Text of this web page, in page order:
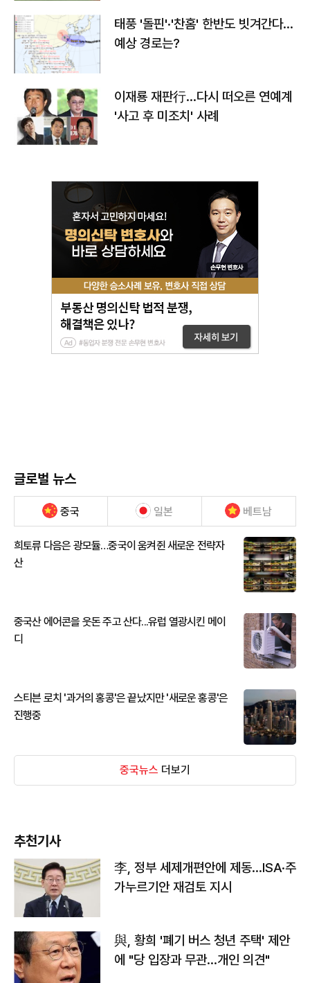
태풍 '돌핀'·'찬홈' 한반도 빗겨간다…
예상 경로는?
이재룡 재판行…다시 떠오른 연예계
'사고 후 미조치' 사례
글로벌 뉴스
중국 일본 베트남
희토류 다음은 광모듈…중국이 움켜쥔 새로운 전략자
산
중국산 에어콘을 웃돈 주고 산다...유럽 열광시킨 메이
디
스티븐 로치 '과거의 홍콩'은 끝났지만 '새로운 홍콩'은
진행중
중국뉴스 더보기
추천기사
李, 정부 세제개편안에 제동…ISA·주
가누르기안 재검토 지시
與, 황희 '폐기 버스 청년 주택' 제안
에 "당 입장과 무관…개인 의견"